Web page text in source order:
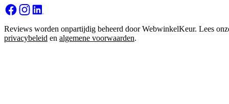
Reviews worden onpartijdig beheerd door WebwinkelKeur. Lees
privacybeleid en algemene voorwaarden.